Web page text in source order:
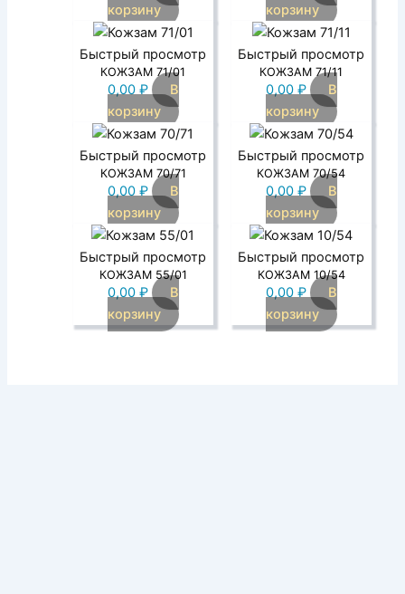
корзину
корзину
Быстрый просмотр
КОЖЗАМ 71/01
0,00 ₽
В
корзину
Быстрый просмотр
КОЖЗАМ 71/11
0,00 ₽
В
корзину
Быстрый просмотр
КОЖЗАМ 70/71
0,00 ₽
В
корзину
Быстрый просмотр
КОЖЗАМ 70/54
0,00 ₽
В
корзину
Быстрый просмотр
КОЖЗАМ 55/01
0,00 ₽
В
корзину
Быстрый просмотр
КОЖЗАМ 10/54
0,00 ₽
В
корзину